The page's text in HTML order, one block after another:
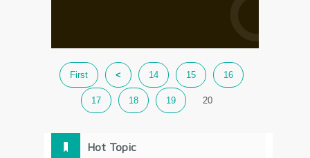
First < 14 15 16
17 18 19 20
Hot Topic